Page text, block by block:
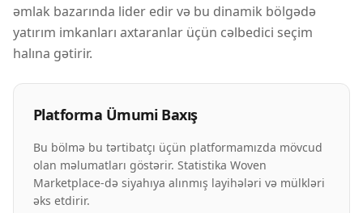
əmlak bazarında lider edir və bu dinamik bölgədə
yatırım imkanları axtaranlar üçün cəlbedici seçim
halına gətirir.
Platforma Ümumi Baxış
Bu bölmə bu tərtibatçı üçün platformamızda mövcud
olan məlumatları göstərir. Statistika Woven
Marketplace-də siyahıya alınmış layihələri və mülkləri
əks etdirir.